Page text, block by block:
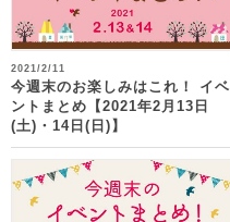
2021/2/11
今週末のお楽しみはこれ！ イベ
ントまとめ【2021年2月13日
(土)・14日(日)】